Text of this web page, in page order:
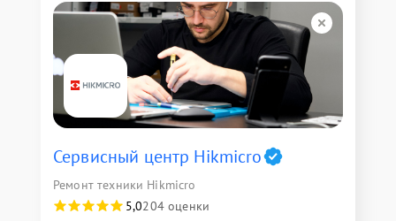
Сервисный центр Hikmicro
Ремонт техники Hikmicro
5,0204 оценки